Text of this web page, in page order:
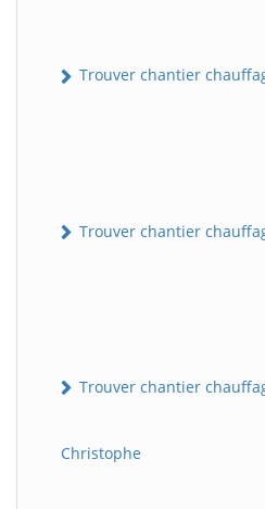
Trouver chantier
Trouver chantier
Trouver chantier
Christophe